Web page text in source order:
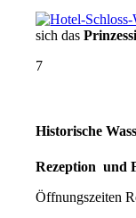
sich das
7
Historische
Rezeption und
Öffnungszeiten